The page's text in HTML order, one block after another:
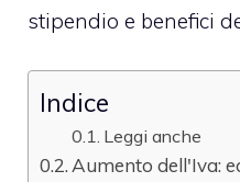
stipendio e benefici
Indice
Leggi anche
Aumento dell'Iva: